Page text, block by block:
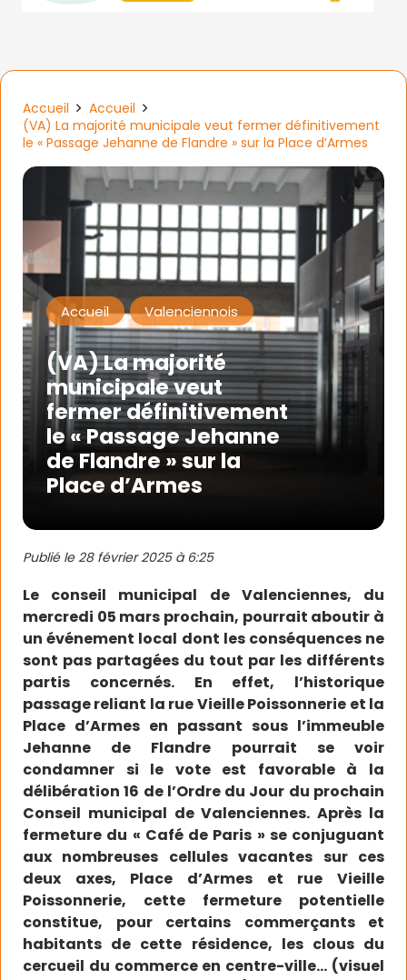
Accueil
Accueil
(VA) La majorité municipale veut fermer définitivement
le « Passage Jehanne de Flandre » sur la Place d’Armes
Accueil Valenciennois
(VA) La majorité
municipale veut
fermer définitivement
le « Passage Jehanne
de Flandre » sur la
Place d’Armes
Publié le28 février 2025 à 6:25
Le conseil municipal de Valenciennes, du
mercredi 05 mars prochain, pourrait aboutir à
un événement local dont les conséquences ne
sont pas partagées du tout par les différents
partis concernés. En effet, l’historique
passage reliant la rue Vieille Poissonnerie et la
Place d’Armes en passant sous l’immeuble
Jehanne de Flandre pourrait se voir
condamner si le vote est favorable à la
délibération 16 de l’Ordre du Jour du prochain
Conseil municipal de Valenciennes. Après la
fermeture du « Café de Paris » se conjuguant
aux nombreuses cellules vacantes sur ces
deux axes, Place d’Armes et rue Vieille
Poissonnerie, cette fermeture potentielle
constitue, pour certains commerçants et
habitants de cette résidence, les clous du
cercueil du commerce en centre-ville… (visuel